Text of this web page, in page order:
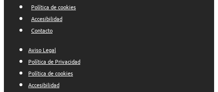
Política de cookies
Accesibilidad
Contacto
Aviso Legal
Política de Privacidad
Política de cookies
Accesibilidad